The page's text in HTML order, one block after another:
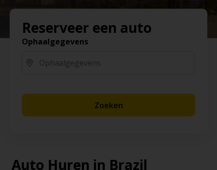
Reserveer een auto
Ophaalgegevens
Zoeken
Auto Huren in Brazil